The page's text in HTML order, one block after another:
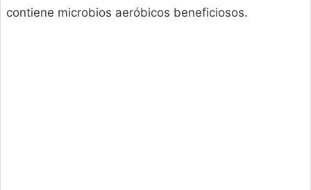
contiene microbios aeróbicos beneficiosos.